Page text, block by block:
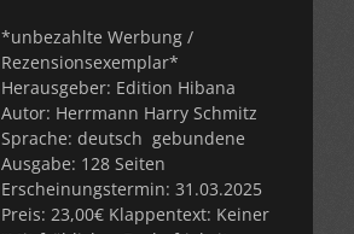
*unbezahlte Werbung /
Rezensionsexemplar*
Herausgeber: Edition Hibana
Autor: Herrmann Harry Schmitz
Sprache: deutsch gebundene
Ausgabe: 128 Seiten
Erscheinungstermin: 31.03.2025
Preis: 23,00€ Klappentext: Keiner